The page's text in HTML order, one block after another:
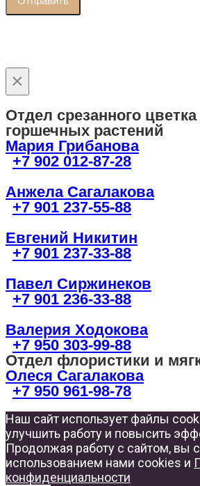
×
Отдел срезанного цветка
горшечных растений
Мария Грибанова
+7 902 012-87-28
Анжела Сагалакова
+7 901 237-55-88
Евгений Никитин
+7 901 237-33-88
Павел Сиржинеков
+7 901 236-33-88
Валерия Ходокова
+7 950 303-99-88
Отдел флористики и
Олеся Сагалакова
+7 950 961-98-78
Наш сайт использует файлы
улучшить работу и повысить
Продолжая работу с сайтом, вы
использованием нами cookies и
конфиденциальности